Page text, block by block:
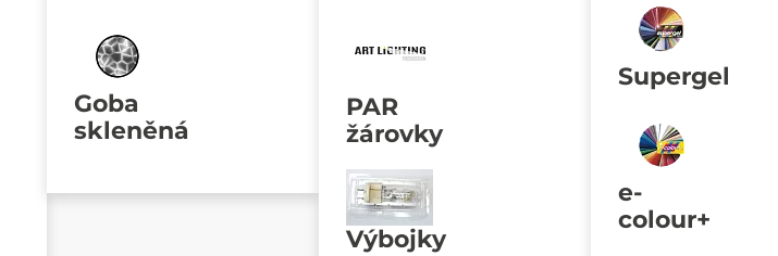
Goba
skleněná
PAR
žárovky
Výbojky
Supergel
e-
colour+